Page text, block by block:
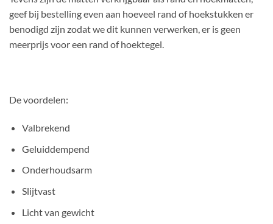
geef bij bestelling even aan hoeveel rand of hoekstukken er
benodigd zijn zodat we dit kunnen verwerken, er is geen
meerprijs voor een rand of hoektegel.
De voordelen:
Valbrekend
Geluiddempend
Onderhoudsarm
Slijtvast
Licht van gewicht